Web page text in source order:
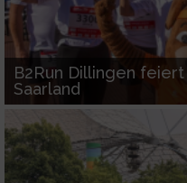
B2Run Dillingen
Saarland